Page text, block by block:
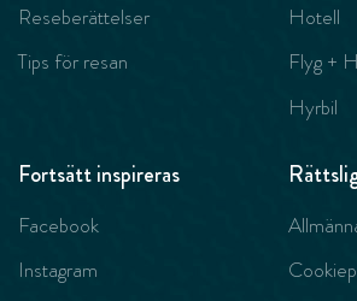
Reseberättelser
Tips för resan
Hotell
Flyg +
Hyrbil
Fortsätt inspireras
Facebook
Instagram